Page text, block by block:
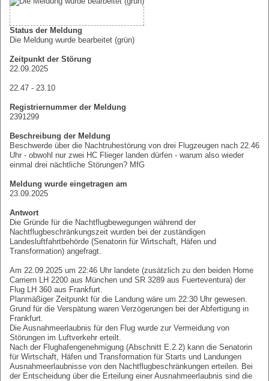
Status der Meldung
Die Meldung wurde bearbeitet (grün)
Zeitpunkt der Störung
22.09.2025
22.47 - 23.10
Registriernummer der Meldung
2391299
Beschreibung der Meldung
Beschwerde über die Nachtruhestörung von drei Flugzeugen nach 22.46
Uhr - obwohl nur zwei HC Flieger landen dürfen - warum also wieder
einmal drei nächtliche Störungen? MfG
Meldung wurde eingetragen am
23.09.2025
Antwort
Die Gründe für die Nachtflugbewegungen während der
Nachtflugbeschränkungszeit wurden bei der zuständigen
Landesluftfahrtbehörde (Senatorin für Wirtschaft, Häfen und
Transformation) angefragt.
Am 22.09.2025 um 22:46 Uhr landete (zusätzlich zu den beiden Home
Carriern LH 2200 aus München und SR 3289 aus Fuerteventura) der
Flug LH 360 aus Frankfurt.
Planmäßiger Zeitpunkt für die Landung wäre um 22:30 Uhr gewesen.
Grund für die Verspätung waren Verzögerungen bei der Abfertigung in
Frankfurt.
Die Ausnahmeerlaubnis für den Flug wurde zur Vermeidung von
Störungen im Luftverkehr erteilt.
Nach der Flughafengenehmigung (Abschnitt E.2.2) kann die Senatorin
für Wirtschaft, Häfen und Transformation für Starts und Landungen
Ausnahmeerlaubnisse von den Nachtflugbeschränkungen erteilen. Bei
der Entscheidung über die Erteilung einer Ausnahmeerlaubnis sind die